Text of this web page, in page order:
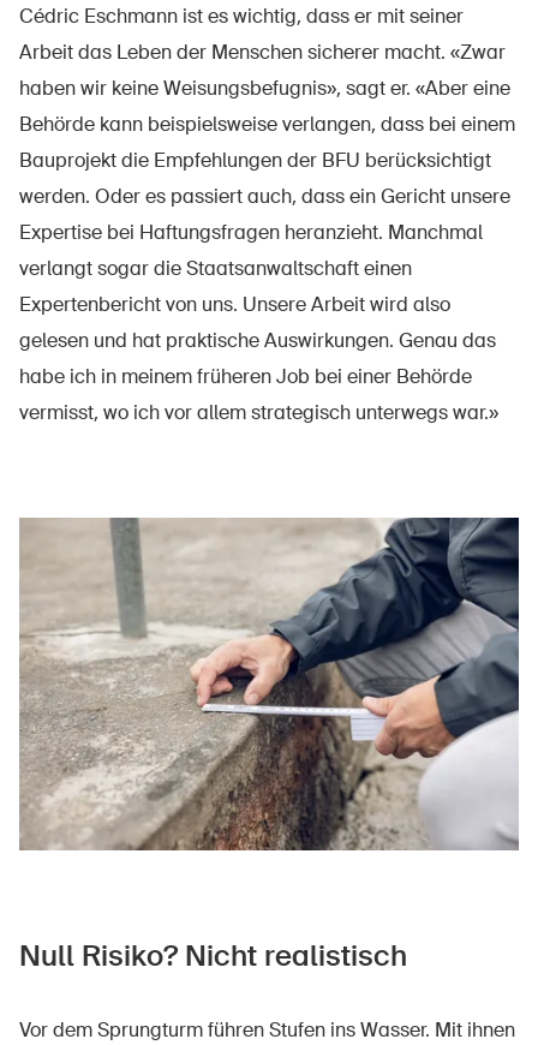
Cédric Eschmann ist es wichtig, dass er mit seiner
Arbeit das Leben der Menschen sicherer macht. «Zwar
haben wir keine Weisungsbefugnis», sagt er. «Aber eine
Behörde kann beispielsweise verlangen, dass bei einem
Bauprojekt die Empfehlungen der BFU berücksichtigt
werden. Oder es passiert auch, dass ein Gericht unsere
Expertise bei Haftungsfragen heranzieht. Manchmal
verlangt sogar die Staatsanwaltschaft einen
Expertenbericht von uns. Unsere Arbeit wird also
gelesen und hat praktische Auswirkungen. Genau das
habe ich in meinem früheren Job bei einer Behörde
vermisst, wo ich vor allem strategisch unterwegs war.»
Null Risiko? Nicht realistisch
Vor dem Sprungturm führen Stufen ins Wasser. Mit ihnen